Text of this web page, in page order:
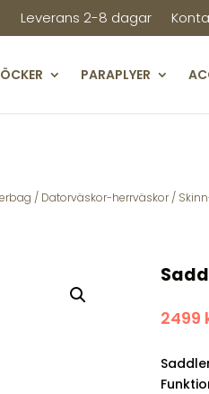
Leverans 2-8 dagar
PARAPLYER
/ Datorväskor-herrväskor/
2499